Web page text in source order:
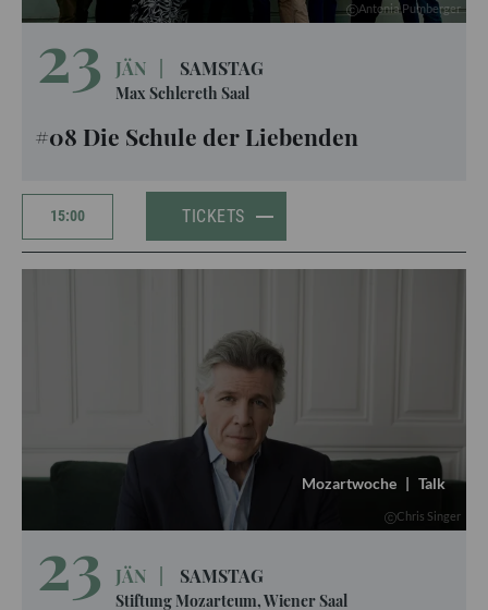
Antonia Pumberger
23 JÄN SAMSTAG
Max Schlereth Saal
#08 Die Schule der Liebenden
15:00 TICKETS
Mozartwoche | Talk
Chris Singer
23 JÄN SAMSTAG
Stiftung Mozarteum, Wiener Saal